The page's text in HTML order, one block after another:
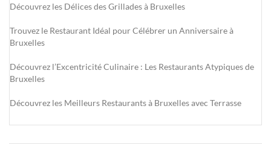
Découvrez les Délices des Grillades à Bruxelles
Trouvez le Restaurant Idéal pour Célébrer un Anniversaire à
Bruxelles
Découvrez l’Excentricité Culinaire : Les Restaurants Atypiques de
Bruxelles
Découvrez les Meilleurs Restaurants à Bruxelles avec Terrasse